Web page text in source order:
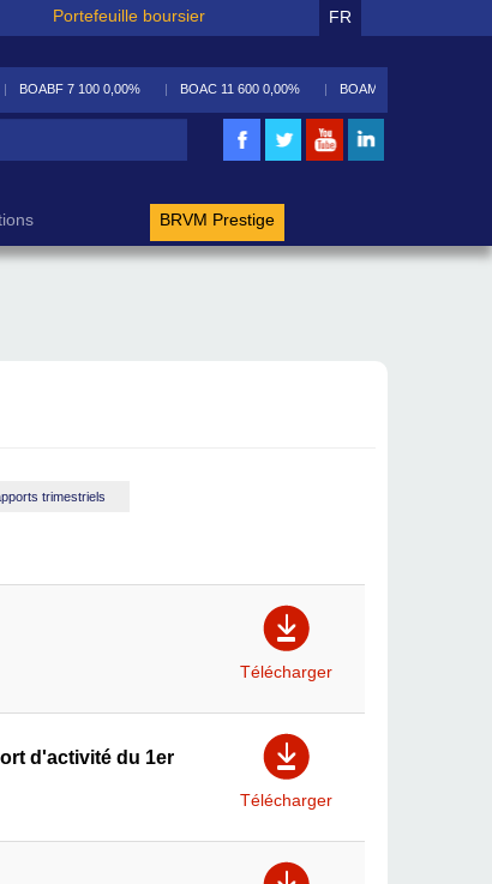
Portefeuille boursier FR
BOAC 11 600 0,00% BOAM 5 590 -0,09% BOAN
BRVM Prestige
trimestriels
Télécharger
d'activité du 1er
Télécharger